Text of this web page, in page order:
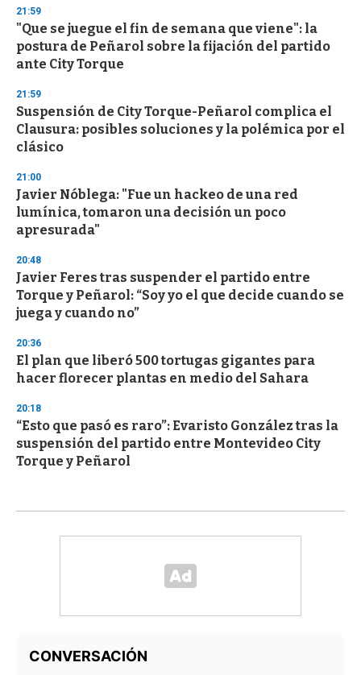
d
s
21:59
"Que se juegue el fin de semana que viene": la
postura de Peñarol sobre la fijación del partido
ante City Torque
21:59
Suspensión de City Torque-Peñarol complica el
Clausura: posibles soluciones y la polémica por el
clásico
21:00
Javier Nóblega: "Fue un hackeo de una red
lumínica, tomaron una decisión un poco
apresurada"
20:48
Javier Feres tras suspender el partido entre
Torque y Peñarol: “Soy yo el que decide cuando se
juega y cuando no”
20:36
El plan que liberó 500 tortugas gigantes para
hacer florecer plantas en medio del Sahara
20:18
“Esto que pasó es raro”: Evaristo González tras la
suspensión del partido entre Montevideo City
Torque y Peñarol